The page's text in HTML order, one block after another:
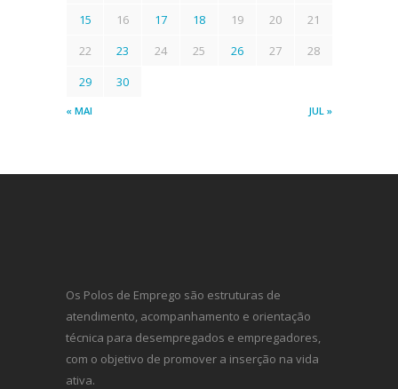
« MAI JUL »
15
16 17 18 19 20
21
22
23 24 25 26 27
28
29
30
Os Polos de Emprego são estruturas de
atendimento, acompanhamento e orientação
técnica para desempregados e empregadores,
com o objetivo de promover a inserção na vida
ativa.